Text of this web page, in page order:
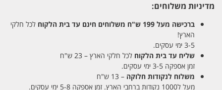
מדיניות משלוחים:
ברכישה מעל 199 ש"ח משלוחים חינם עד בית הלקוח לכל חלקי
הארץ!
3-5 ימי עסקים.
שליח עד בית הלקוח לכל חלקי הארץ – 23 ש"ח
זמן אספקה 3-5 ימי עסקים.
משלוח לנקודות חלוקה – 13 ש"ח
מעל ל1000 נקודות ברחבי הארץ. זמן אספקה 5-8 ימי עסקים.